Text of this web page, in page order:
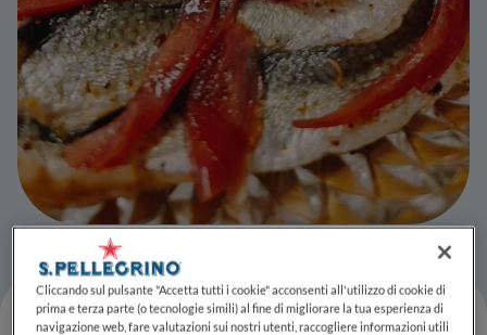
Cliccando sul pulsante "Accetta tutti i cookie" acconsenti all'utilizzo di cookie di
prima e terza parte (o tecnologie simili) al fine di migliorare la tua esperienza di
navigazione web, fare valutazioni sui nostri utenti, raccogliere informazioni utili